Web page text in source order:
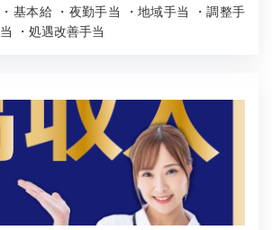
・基本給 ・夜勤手当 ・地域手当 ・調整手
当 ・処遇改善手当